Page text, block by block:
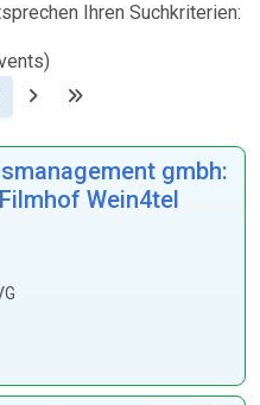
Ihren Suchkriterien:
gmbh:
Wein4tel